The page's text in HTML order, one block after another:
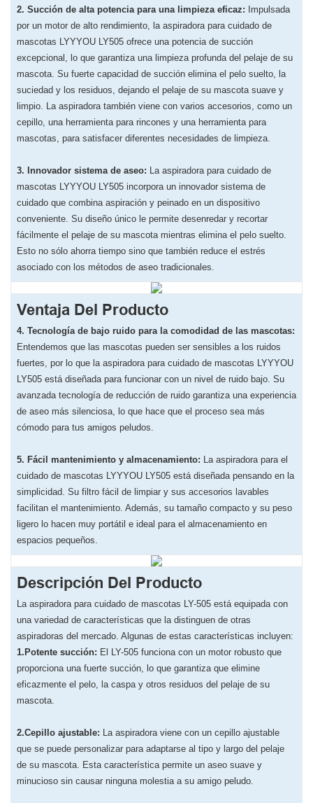
2. Succión de alta potencia para una limpieza eficaz: Impulsada
por un motor de alto rendimiento, la aspiradora para cuidado de
mascotas LYYYOU LY505 ofrece una potencia de succión
excepcional, lo que garantiza una limpieza profunda del pelaje de su
mascota. Su fuerte capacidad de succión elimina el pelo suelto, la
suciedad y los residuos, dejando el pelaje de su mascota suave y
limpio. La aspiradora también viene con varios accesorios, como un
cepillo, una herramienta para rincones y una herramienta para
mascotas, para satisfacer diferentes necesidades de limpieza.
3. Innovador sistema de aseo: La aspiradora para cuidado de
mascotas LYYYOU LY505 incorpora un innovador sistema de
cuidado que combina aspiración y peinado en un dispositivo
conveniente. Su diseño único le permite desenredar y recortar
fácilmente el pelaje de su mascota mientras elimina el pelo suelto.
Esto no sólo ahorra tiempo sino que también reduce el estrés
asociado con los métodos de aseo tradicionales.
Ventaja Del Producto
4. Tecnología de bajo ruido para la comodidad de las mascotas:
Entendemos que las mascotas pueden ser sensibles a los ruidos
fuertes, por lo que la aspiradora para cuidado de mascotas LYYYOU
LY505 está diseñada para funcionar con un nivel de ruido bajo. Su
avanzada tecnología de reducción de ruido garantiza una experiencia
de aseo más silenciosa, lo que hace que el proceso sea más
cómodo para tus amigos peludos.
5. Fácil mantenimiento y almacenamiento: La aspiradora para el
cuidado de mascotas LYYYOU LY505 está diseñada pensando en la
simplicidad. Su filtro fácil de limpiar y sus accesorios lavables
facilitan el mantenimiento. Además, su tamaño compacto y su peso
ligero lo hacen muy portátil e ideal para el almacenamiento en
espacios pequeños.
Descripción Del Producto
La aspiradora para cuidado de mascotas LY-505 está equipada con
una variedad de características que la distinguen de otras
aspiradoras del mercado. Algunas de estas características incluyen:
1.Potente succión: El LY-505 funciona con un motor robusto que
proporciona una fuerte succión, lo que garantiza que elimine
eficazmente el pelo, la caspa y otros residuos del pelaje de su
mascota.
2.Cepillo ajustable: La aspiradora viene con un cepillo ajustable
que se puede personalizar para adaptarse al tipo y largo del pelaje
de su mascota. Esta característica permite un aseo suave y
minucioso sin causar ninguna molestia a su amigo peludo.